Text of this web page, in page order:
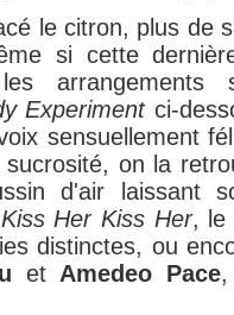
le citron, plus de
si cette
arrangements
Experimentci-
sensuellement
on la
d'air laissant
Kiss Her Kiss Her, le
distinctes, ou
et Amedeo Pace,